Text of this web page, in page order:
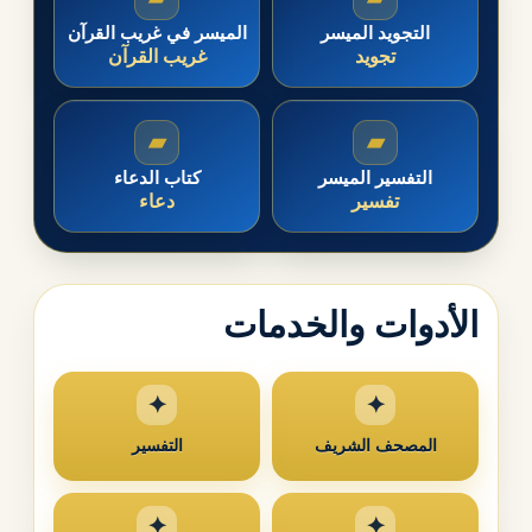
التجويد الميسر
تجويد
الميسر في غريب القرآن
غريب القرآن
▰
التفسير الميسر
تفسير
▰
كتاب الدعاء
دعاء
الأدوات والخدمات
المصحف الشريف التفسير